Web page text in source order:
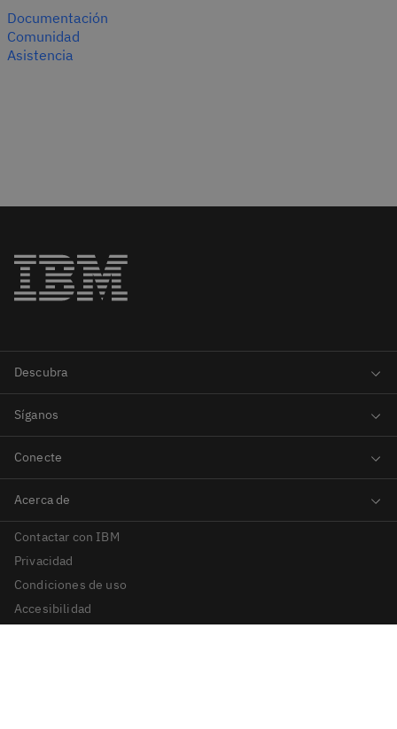
Documentación
Comunidad
Asistencia
Contactar con IBM
Privacidad
Condiciones de uso
Accesibilidad